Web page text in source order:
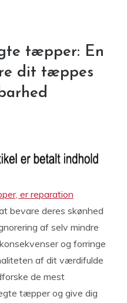
tæpper: En
dit tæppes
er reparation
bevare deres skønhed
af selv mindre
og forringe
af dit værdifulde
de mest
tæpper og give dig